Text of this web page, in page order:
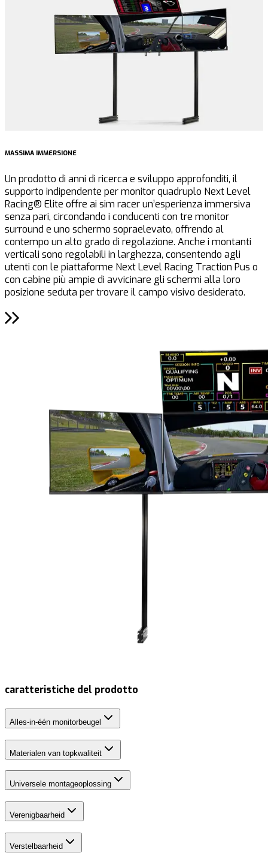
MASSIMA IMMERSIONE
Un prodotto di anni di ricerca e sviluppo approfonditi, il
supporto indipendente per monitor quadruplo Next Level
Racing® Elite offre ai sim racer un’esperienza immersiva
senza pari, circondando i conducenti con tre monitor
surround e uno schermo sopraelevato, offrendo al
contempo un alto grado di regolazione. Anche i montanti
verticali sono regolabili in larghezza, consentendo agli
utenti con le piattaforme Next Level Racing Traction Pus o
con cabine più ampie di avvicinare gli schermi alla loro
posizione seduta per trovare il campo visivo desiderato.
caratteristiche del prodotto
Alles-in-één monitorbeugel
Materialen van topkwaliteit
Universele montageoplossing
Verenigbaarheid
Verstelbaarheid